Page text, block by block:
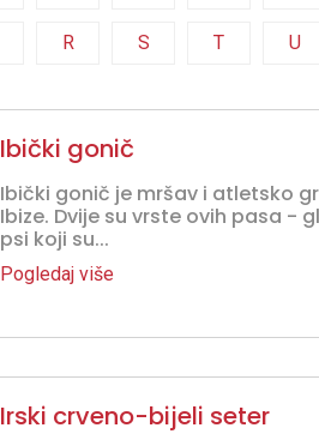
R S T U
Ibički gonič
Ibički gonič je mršav i atletsko
Ibize. Dvije su vrste ovih pasa -
psi koji su...
Pogledaj više
Irski crveno-bijeli seter